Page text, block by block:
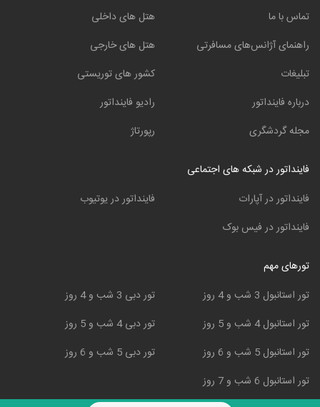
تماس با ما
راهنمای آژانس‌های مسافرتی
تبلیغات
درباره فاینداتور
مجله گردشگری
هتل های داخلی
هتل های خارجی
کشور های توریستی
رادیو فاینداتور
رپورتاژ
فاینداتور در شبکه های اجتماعی
فاینداتور در آپارات
فاینداتور در فیس بوک
فاینداتور در یوتیوب
تورهای مهم
تور استانبول 3 شب و 4 روز
تور استانبول 4 شب و 5 روز
تور استانبول 5 شب و 6 روز
تور استانبول 6 شب و 7 روز
تور دبی 3 شب و 4 روز
تور دبی 4 شب و 5 روز
تور دبی 5 شب و 6 روز